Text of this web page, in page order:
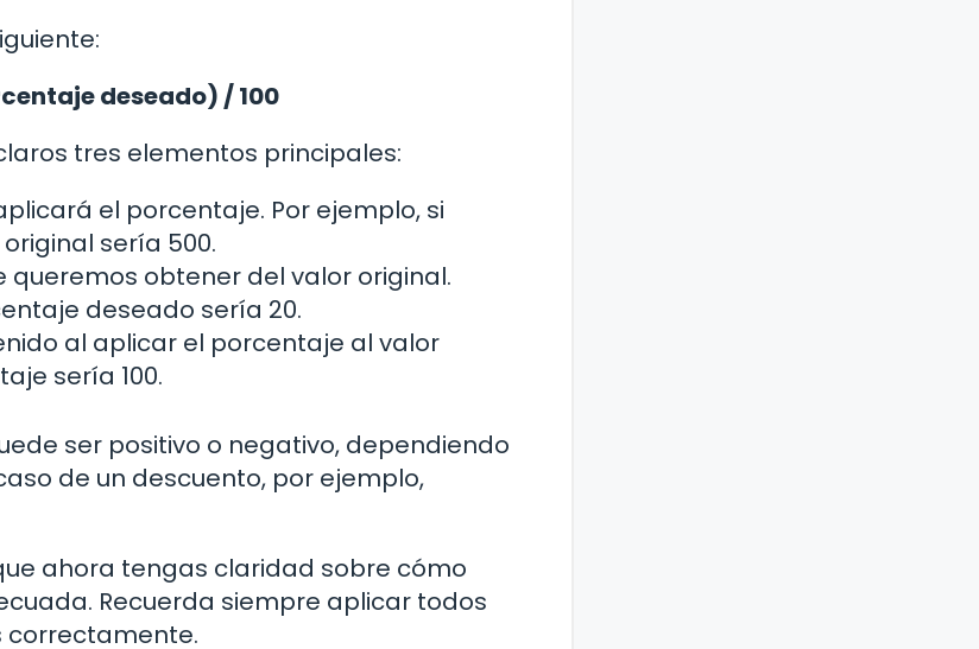
deseado) / 100
tres elementos principales:
el porcentaje. Por ejemplo, si
sería 500.
queremos obtener del valor original.
deseado sería 20.
al aplicar el porcentaje al valor
sería 100.
ser positivo o negativo, dependiendo
de un descuento, por ejemplo,
ahora tengas claridad sobre cómo
Recuerda siempre aplicar todos
correctamente.